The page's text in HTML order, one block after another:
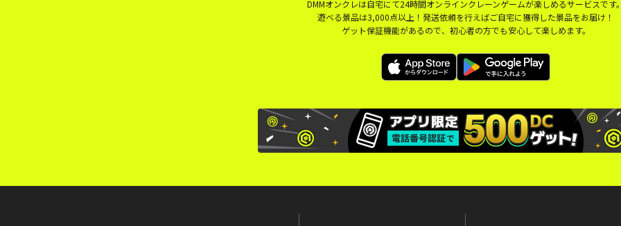
DMMオンクレは自宅にて24時間オンラインクレーンゲームが楽しめるサービスです
遊べる景品は3,000点以上！発送依頼を行えばご自宅に獲得した景品をお届け！
ゲット保証機能があるので、初心者の方でも安心して楽しめます。